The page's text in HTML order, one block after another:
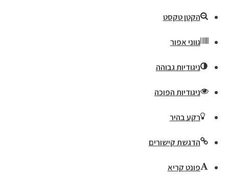
הקטן טקסט
גווני אפור
ניגודיות גבוהה
ניגודיות הפוכה
רקע בהיר
הדגשת קישורים
פונט קריא